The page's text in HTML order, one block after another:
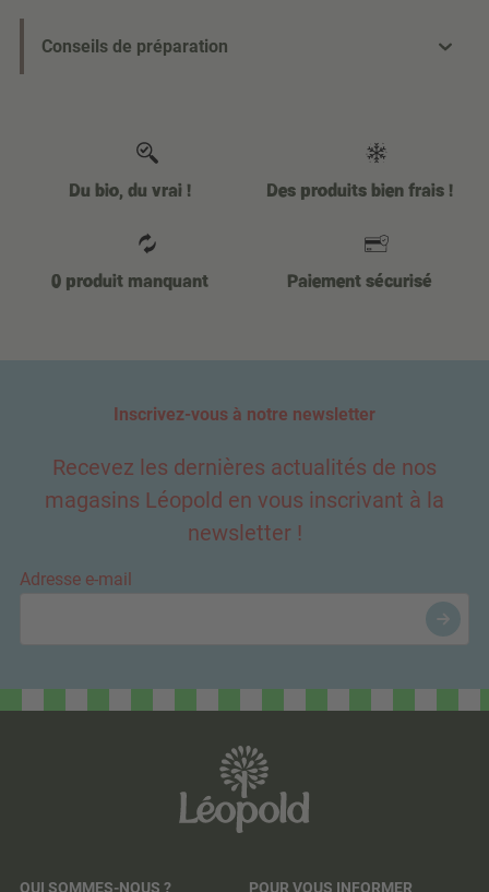
Conseils de préparation
Du bio, du vrai ! Des produits bien frais !
0 produit manquant Paiement sécurisé
Inscrivez-vous à notre newsletter
Recevez les dernières actualités de nos
magasins Léopold en vous inscrivant à la
newsletter !
Adresse e-mail
QUI SOMMES-NOUS ? POUR VOUS INFORMER